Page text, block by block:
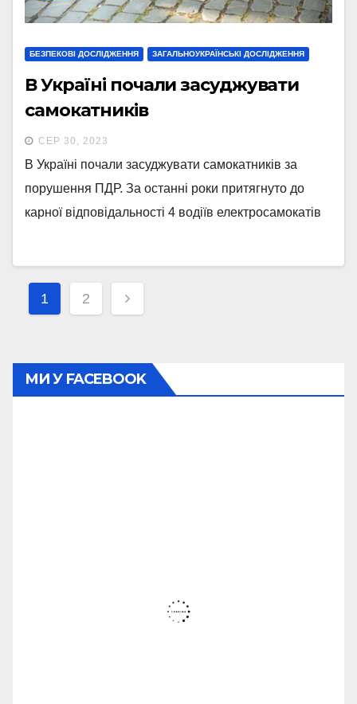
БЕЗПЕКОВІ ДОСЛІДЖЕННЯ ЗАГАЛЬНОУКРАЇНСЬКІ ДОСЛІДЖЕННЯ
В Україні почали засуджувати
самокатників
СЕР 30, 2023
В Україні почали засуджувати самокатників за
порушення ПДР. За останні роки притягнуто до
карної відповідальності 4 водіїв електросамокатів
Навігація
записів
1 2
МИ У FACEBOOK